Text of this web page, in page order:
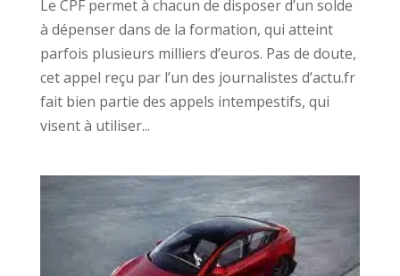
Le CPF permet à chacun de disposer d’un solde
à dépenser dans de la formation, qui atteint
parfois plusieurs milliers d’euros. Pas de doute,
cet appel reçu par l’un des journalistes d’actu.fr
fait bien partie des appels intempestifs, qui
visent à utiliser...